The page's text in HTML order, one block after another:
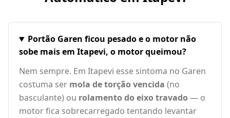
Portão Garen ficou pesado e o motor não
sobe mais em Itapevi, o motor queimou?
Nem sempre. Em Itapevi esse sintoma no Garen
costuma ser mola de torção vencida (no
basculante) ou rolamento do eixo travado — o
motor fica sobrecarregado tentando levantar